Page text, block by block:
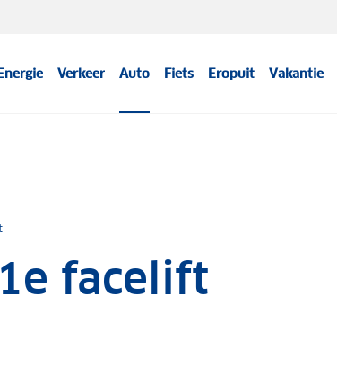
Verkeer Auto Fiets Eropuit Vakantie
facelift